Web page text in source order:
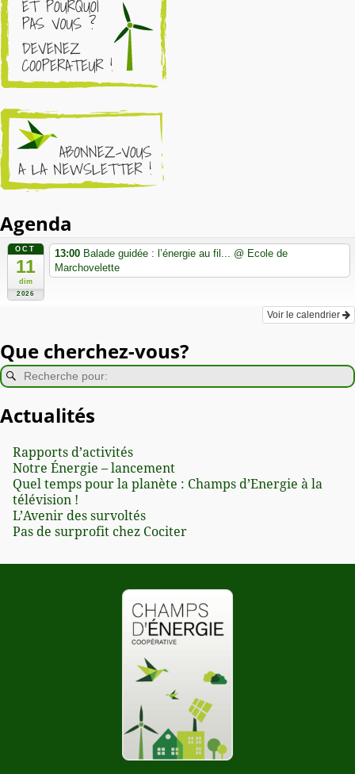
Agenda
OCT
11
dim
2026
13:00 Balade guidée : l’énergie au fil... @ Ecole de
Marchovelette
Voir le calendrier
Que cherchez-vous?
Actualités
Rapports d’activités
Notre Énergie – lancement
Quel temps pour la planète : Champs d’Energie à la
télévision !
L’Avenir des survoltés
Pas de surprofit chez Cociter